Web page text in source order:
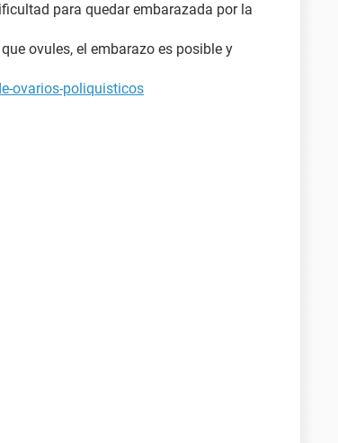
para quedar embarazada por la
ovules, el embarazo es posible y
ovarios-poliquisticos